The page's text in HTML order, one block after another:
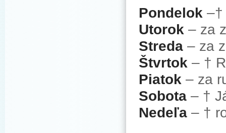
Pondelok –†
Utorok – za
Streda – za
Štvrtok – †
Piatok – za
Sobota – †
Nedeľa – †